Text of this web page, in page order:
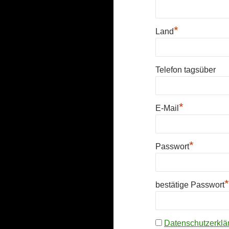
Land*
Telefon tagsüber
E-Mail *
Passwort*
bestätige Passwort*